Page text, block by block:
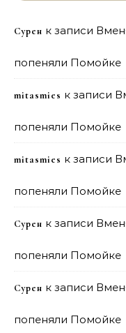
Сурен к записи
попеняли Помойке
mitasmies к записи
попеняли Помойке
mitasmies к записи
попеняли Помойке
Сурен к записи
попеняли Помойке
Сурен к записи
попеняли Помойке